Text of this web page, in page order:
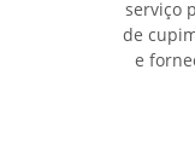
serviço
de
e